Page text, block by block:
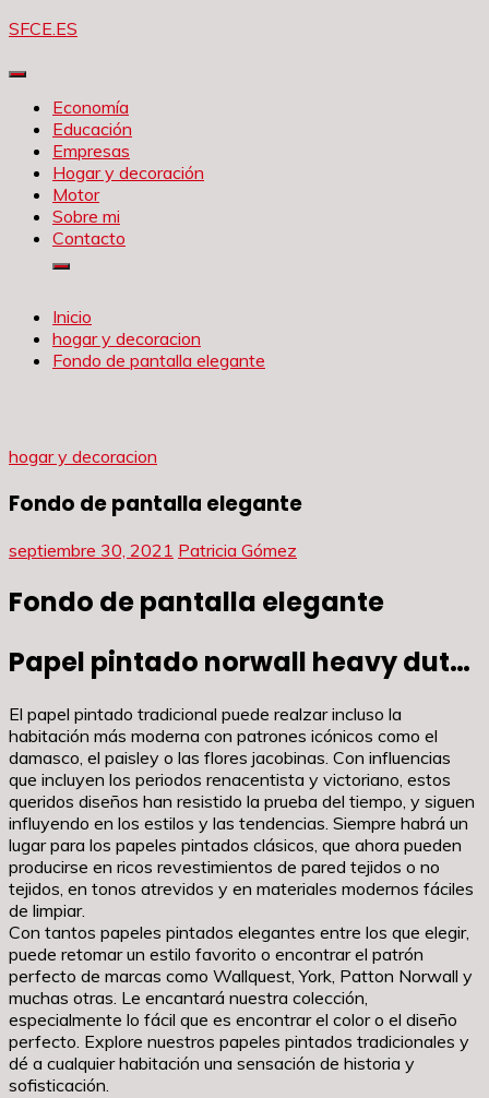
Saltar
contenido
SFCE.ES
Economía
Educación
Empresas
Hogar y decoración
Motor
Sobre mi
Contacto
Inicio
hogar y decoracion
Fondo de pantalla elegante
hogar y decoracion
Fondo de pantalla elegante
septiembre 30, 2021 Patricia Gómez
Fondo de pantalla elegante
Papel pintado norwall heavy dut…
El papel pintado tradicional puede realzar incluso la
habitación más moderna con patrones icónicos como el
damasco, el paisley o las flores jacobinas. Con influencias
que incluyen los periodos renacentista y victoriano, estos
queridos diseños han resistido la prueba del tiempo, y siguen
influyendo en los estilos y las tendencias. Siempre habrá un
lugar para los papeles pintados clásicos, que ahora pueden
producirse en ricos revestimientos de pared tejidos o no
tejidos, en tonos atrevidos y en materiales modernos fáciles
de limpiar.
Con tantos papeles pintados elegantes entre los que elegir,
puede retomar un estilo favorito o encontrar el patrón
perfecto de marcas como Wallquest, York, Patton Norwall y
muchas otras. Le encantará nuestra colección,
especialmente lo fácil que es encontrar el color o el diseño
perfecto. Explore nuestros papeles pintados tradicionales y
dé a cualquier habitación una sensación de historia y
sofisticación.